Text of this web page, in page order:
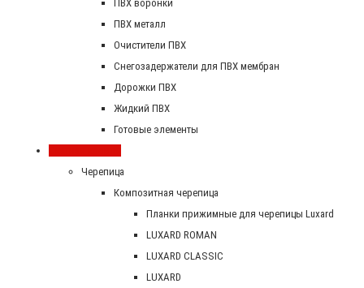
ПВХ воронки
ПВХ металл
Очистители ПВХ
Снегозадержатели для ПВХ мембран
Дорожки ПВХ
Жидкий ПВХ
Готовые элементы
Черепица
Композитная черепица
Планки прижимные для черепицы Luxard
LUXARD ROMAN
LUXARD CLASSIC
LUXARD